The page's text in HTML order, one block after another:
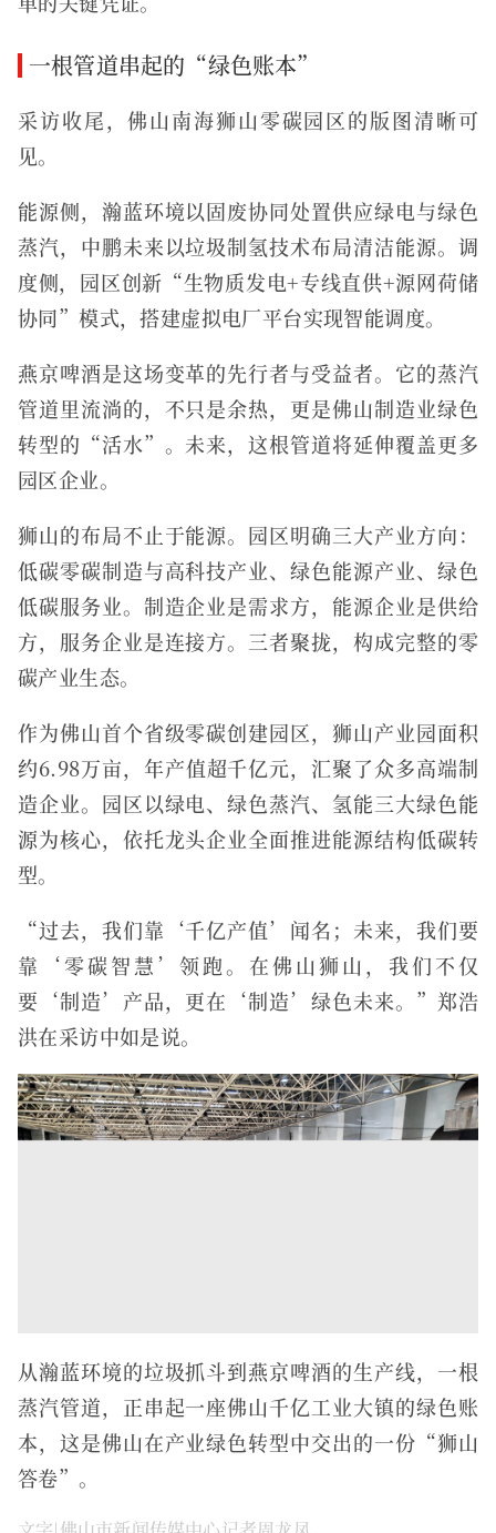
一根管道串起的“绿色账本”
采访收尾，佛山南海狮山零碳园区的版图清晰可
见。
能源侧，瀚蓝环境以固废协同处置供应绿电与绿色
蒸汽，中鹏未来以垃圾制氢技术布局清洁能源。调
度侧，园区创新“生物质发电+专线直供+源网荷储
协同”模式，搭建虚拟电厂平台实现智能调度。
燕京啤酒是这场变革的先行者与受益者。它的蒸汽
管道里流淌的，不只是余热，更是佛山制造业绿色
转型的“活水”。未来，这根管道将延伸覆盖更多
园区企业。
狮山的布局不止于能源。园区明确三大产业方向：
低碳零碳制造与高科技产业、绿色能源产业、绿色
低碳服务业。制造企业是需求方，能源企业是供给
方，服务企业是连接方。三者聚拢，构成完整的零
碳产业生态。
作为佛山首个省级零碳创建园区，狮山产业园面积
约6.98万亩，年产值超千亿元，汇聚了众多高端制
造企业。园区以绿电、绿色蒸汽、氢能三大绿色能
源为核心，依托龙头企业全面推进能源结构低碳转
型。
“过去，我们靠‘千亿产值’闻名；未来，我们要
靠‘零碳智慧’领跑。在佛山狮山，我们不仅
要‘制造’产品，更在‘制造’绿色未来。”郑浩
洪在采访中如是说。
从瀚蓝环境的垃圾抓斗到燕京啤酒的生产线，一根
蒸汽管道，正串起一座佛山千亿工业大镇的绿色账
本，这是佛山在产业绿色转型中交出的一份“狮山
答卷”。